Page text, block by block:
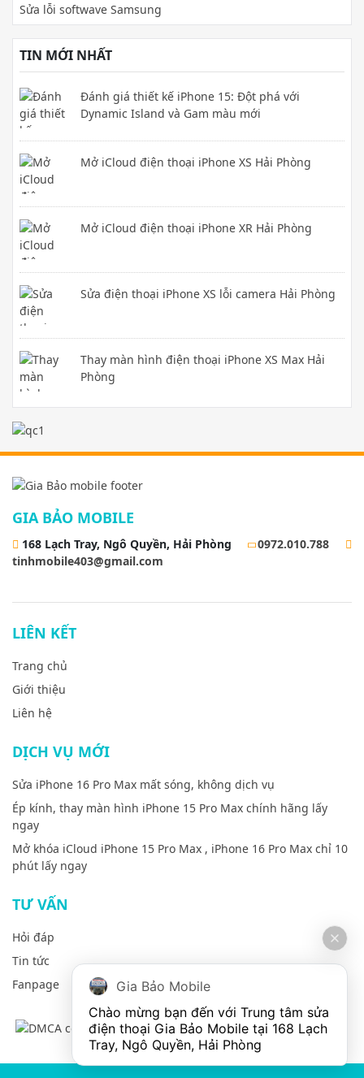
Sửa lỗi softwave Samsung
TIN MỚI NHẤT
Đánh giá thiết kế iPhone 15: Đột phá với
Dynamic Island và Gam màu mới
Mở iCloud điện thoại iPhone XS Hải Phòng
Mở iCloud điện thoại iPhone XR Hải Phòng
Sửa điện thoại iPhone XS lỗi camera Hải Phòng
Thay màn hình điện thoại iPhone XS Max Hải
Phòng
GIA BẢO MOBILE
168 Lạch Tray, Ngô Quyền, Hải Phòng
0972.010.788
tinhmobile403@gmail.com
LIÊN KẾT
Trang chủ
Giới thiệu
Liên hệ
DỊCH VỤ MỚI
Sửa iPhone 16 Pro Max mất sóng, không dịch vụ
Ép kính, thay màn hình iPhone 15 Pro Max chính hãng lấy
ngay
Mở khóa iCloud iPhone 15 Pro Max , iPhone 16 Pro Max chỉ 10
phút lấy ngay
TƯ VẤN
Hỏi đáp
Tin tức
Fanpage
Gia Bảo Mobile
Chào mừng bạn đến với Trung tâm sửa
điện thoại Gia Bảo Mobile tại 168 Lạch
Tray, Ngô Quyền, Hải Phòng